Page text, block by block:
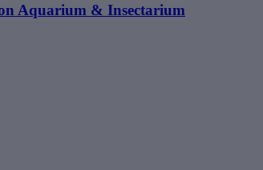
Aquarium & Insectarium